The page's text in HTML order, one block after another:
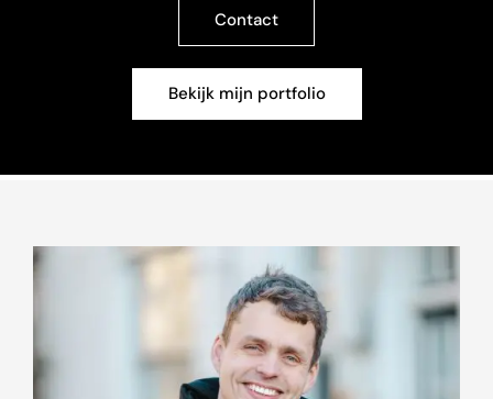
Contact
Bekijk mijn portfolio